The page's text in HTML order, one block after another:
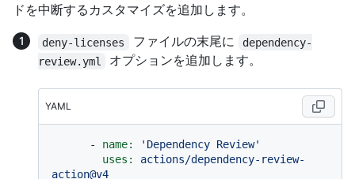
ドを中断するカスタマイズを追加します。
deny-licenses ファイルの末尾に
dependency-
review.yml
オプションを追加します。
YAML
- name:
'Dependency Review'
uses:
actions/dependency-review-
action@v4